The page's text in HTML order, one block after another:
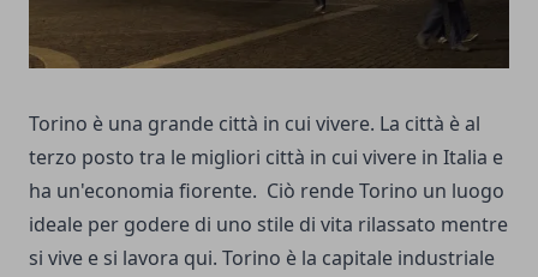
Torino è una grande città in cui vivere. La città è al
terzo posto tra le migliori città in cui vivere in Italia e
ha un'economia fiorente. Ciò rende Torino un luogo
ideale per godere di uno stile di vita rilassato mentre
si vive e si lavora qui. Torino è la capitale industriale